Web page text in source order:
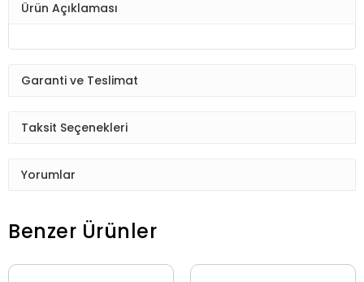
Ürün Açıklaması
Garanti ve Teslimat
Taksit Seçenekleri
Yorumlar
Benzer Ürünler